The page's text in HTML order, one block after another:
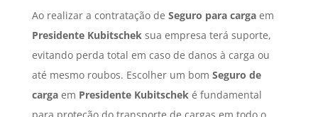
Ao realizar a contratação de Seguro para cargaem
Presidente Kubitscheksua empresa terá suporte,
evitando perda total em caso de danos à carga ou
até mesmo roubos. Escolher um bom Seguro de
cargaem Presidente Kubitscheké fundamental